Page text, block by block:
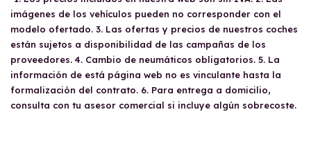
imágenes de los vehículos pueden no corresponder con el
modelo ofertado. 3. Las ofertas y precios de nuestros coches
están sujetos a disponibilidad de las campañas de los
proveedores. 4. Cambio de neumáticos obligatorios. 5. La
información de está página web no es vinculante hasta la
formalización del contrato. 6. Para entrega a domicilio,
consulta con tu asesor comercial si incluye algún sobrecoste.